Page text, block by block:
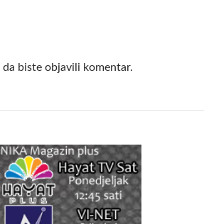
da biste objavili komentar.